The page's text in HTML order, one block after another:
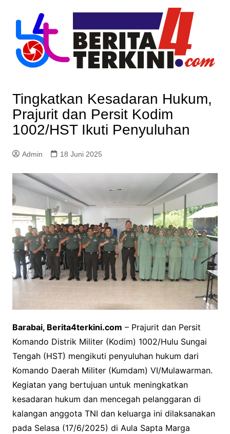
content
Tingkatkan Kesadaran Hukum,
Prajurit dan Persit Kodim
1002/HST Ikuti Penyuluhan
Admin 18 Juni 2025
Barabai, Berita4terkini.com – Prajurit dan Persit
Komando Distrik Militer (Kodim) 1002/Hulu Sungai
Tengah (HST) mengikuti penyuluhan hukum dari
Komando Daerah Militer (Kumdam) VI/Mulawarman.
Kegiatan yang bertujuan untuk meningkatkan
kesadaran hukum dan mencegah pelanggaran di
kalangan anggota TNI dan keluarga ini dilaksanakan
pada Selasa (17/6/2025) di Aula Sapta Marga